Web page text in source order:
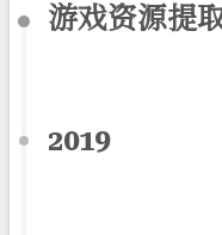
游戏资源提
2019